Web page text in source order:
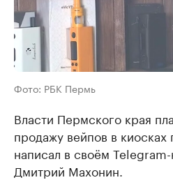
Фото: РБК Пермь
Власти Пермского края
продажу вейпов в киосках
написал в своём
Дмитрий Махонин.